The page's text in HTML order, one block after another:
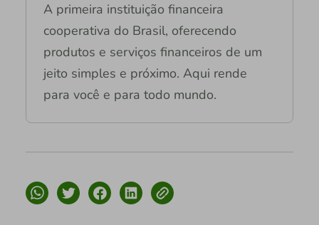
A primeira instituição financeira
cooperativa do Brasil, oferecendo
produtos e serviços financeiros de um
jeito simples e próximo. Aqui rende
para você e para todo mundo.